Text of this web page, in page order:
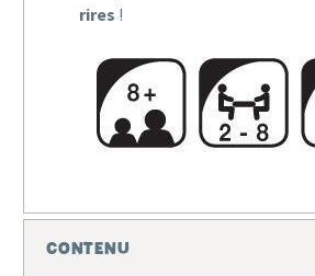
rires !
CONTENU